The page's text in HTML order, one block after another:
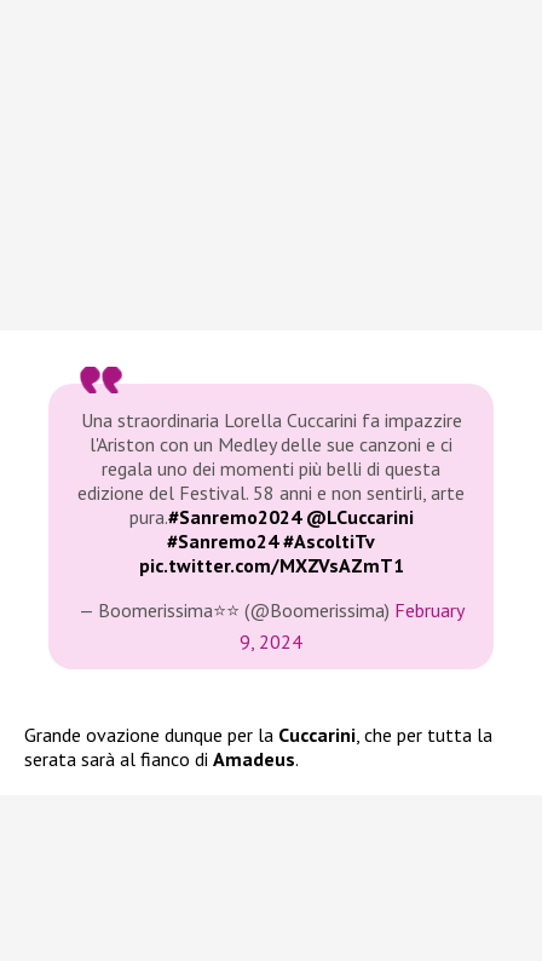
Una straordinaria Lorella Cuccarini fa impazzire
l'Ariston con un Medley delle sue canzoni e ci
regala uno dei momenti più belli di questa
edizione del Festival. 58 anni e non sentirli, arte
pura.#Sanremo2024 @LCuccarini
#Sanremo24 #AscoltiTv
pic.twitter.com/MXZVsAZmT1
— Boomerissima⭐⭐ (@Boomerissima) February
9, 2024
Grande ovazione dunque per la Cuccarini, che per tutta la
serata sarà al fianco di Amadeus.